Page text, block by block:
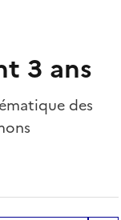
3 ans
des